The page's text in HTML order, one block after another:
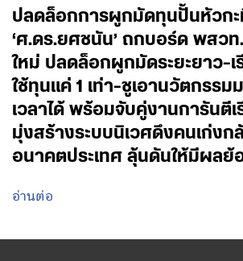
ปลดล็อกการผูกมัดทุนปั้นหัวกะ
‘ศ.ดร.ยศชนัน’ ถกบอร์ด พสวท
ใหม่ ปลดล็อกผูกมัดระยะยาว-เ
ใช้ทุนแค่ 1 เท่า-ชูเอานวัตกรร
เวลาได้ พร้อมจับคู่งานการันตีเ
มุ่งสร้างระบบนิเวศดึงคนเก่งก
อนาคตประเทศ ลุ้นดันให้มีผลย้
อ่านต่อ